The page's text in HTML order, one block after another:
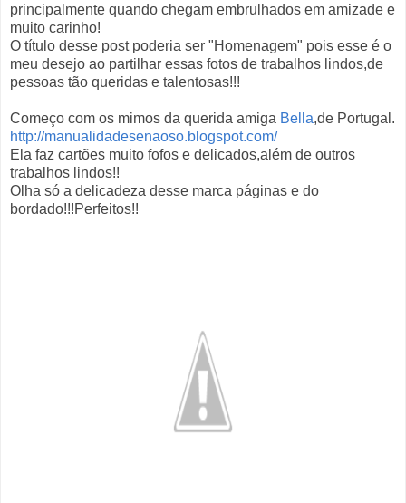
principalmente quando chegam embrulhados em amizade e
muito carinho!
O título desse post poderia ser "Homenagem" pois esse é o
meu desejo ao partilhar essas fotos de trabalhos lindos,de
pessoas tão queridas e talentosas!!!
Começo com os mimos da querida amiga Bella,de Portugal.
http://manualidadesenaoso.blogspot.com/
Ela faz cartões muito fofos e delicados,além de outros
trabalhos lindos!!
Olha só a delicadeza desse marca páginas e do
bordado!!!Perfeitos!!